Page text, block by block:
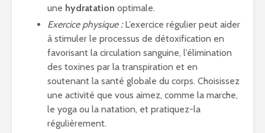
une hydratation optimale.
Exercice physique :L’exercice régulier peut aider
à stimuler le processus de détoxification en
favorisant la circulation sanguine, l’élimination
des toxines par la transpiration et en
soutenant la santé globale du corps. Choisissez
une activité que vous aimez, comme la marche,
le yoga ou la natation, et pratiquez-la
régulièrement.